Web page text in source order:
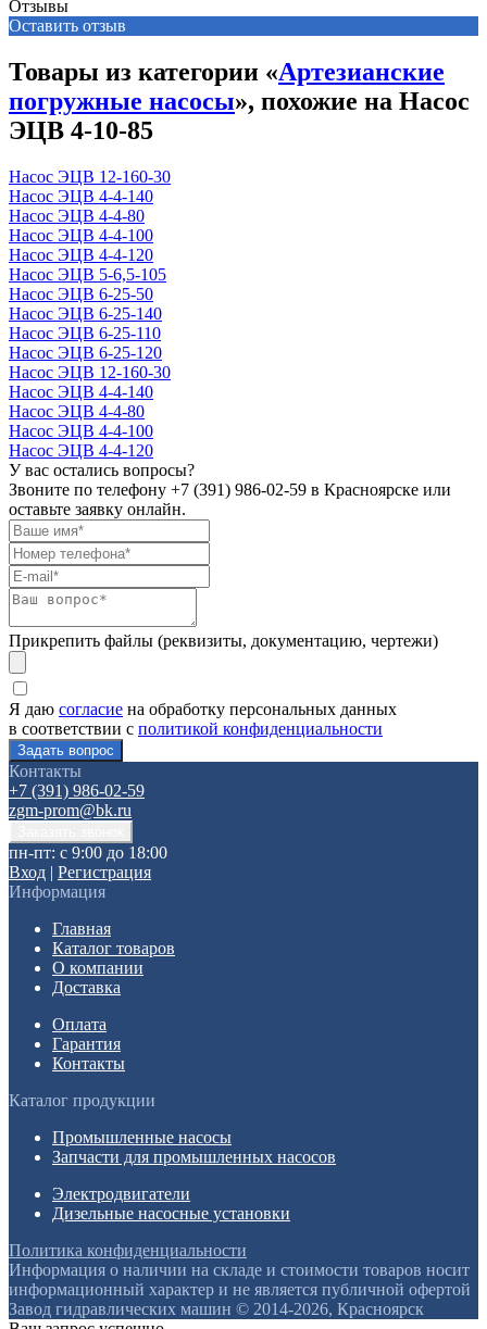
Отзывы
Оставить отзыв
Товары из категории «Артезианские
погружные насосы», похожие на Насос
ЭЦВ 4-10-85
Насос ЭЦВ 12-160-30
Насос ЭЦВ 4-4-140
Насос ЭЦВ 4-4-80
Насос ЭЦВ 4-4-100
Насос ЭЦВ 4-4-120
Насос ЭЦВ 5-6,5-105
Насос ЭЦВ 6-25-50
Насос ЭЦВ 6-25-140
Насос ЭЦВ 6-25-110
Насос ЭЦВ 6-25-120
Насос ЭЦВ 12-160-30
Насос ЭЦВ 4-4-140
Насос ЭЦВ 4-4-80
Насос ЭЦВ 4-4-100
Насос ЭЦВ 4-4-120
У вас остались вопросы?
Звоните по телефону +7 (391) 986-02-59 в Красноярске или
оставьте заявку онлайн.
Прикрепить файлы (реквизиты, документацию, чертежи)
Я даю согласие на обработку персональных данных
в соответствии с политикой конфиденциальности
Контакты
+7 (391) 986-02-59
zgm-prom@bk.ru
пн-пт: с 9:00 до 18:00
Вход | Регистрация
Информация
Главная
Каталог товаров
О компании
Доставка
Оплата
Гарантия
Контакты
Каталог продукции
Промышленные насосы
Запчасти для промышленных насосов
Электродвигатели
Дизельные насосные установки
Политика конфиденциальности
Информация о наличии на складе и стоимости товаров носит
информационный характер и не является публичной офертой
Завод гидравлических машин © 2014-2026, Красноярск